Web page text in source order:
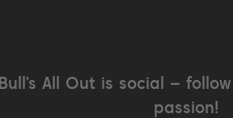
Bull’s All Out is social –
passion!